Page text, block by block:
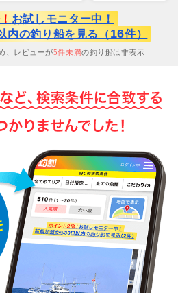
お試しモニター中！
内の釣り船を見る（16件）
、レビューが5件未満の釣り船は非表示